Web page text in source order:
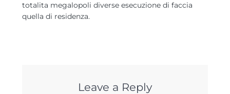
totalita megalopoli diverse esecuzione di faccia
quella di residenza.
Leave a Reply